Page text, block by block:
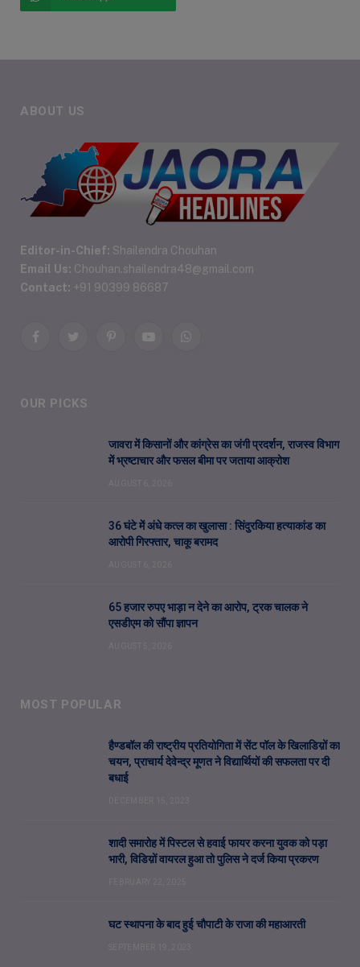
ABOUT US
Editor-in-Chief: Shailendra Chouhan
Email Us: Chouhan.shailendra48@gmail.com
Contact: +91 90399 86687
FacebookTwitterPinterestYouTubeWhatsApp
OUR PICKS
जावरा में किसानों और कांग्रेस का जंगी प्रदर्शन, राजस्व विभाग
में भ्रष्टाचार और फसल बीमा पर जताया आक्रोश
36 घंटे में अंधे कत्ल का खुलासा : सिंदुरकिया हत्याकांड का
आरोपी गिरफ्तार, चाकू बरामद
65 हजार रुपए भाड़ा न देने का आरोप, ट्रक चालक ने
एसडीएम को सौंपा ज्ञापन
MOST POPULAR
हैण्डबॉल की राष्ट्रीय प्रतियोगिता में सेंट पॉल के खिलाडिय़ों का
चयन, प्राचार्य देवेन्द्र मूणत ने विद्यार्थियों की सफलता पर दी
बधाई
शादी समारोह में पिस्टल से हवाई फायर करना युवक को पड़ा
भारी, विडिय़ों वायरल हुआ तो पुलिस ने दर्ज किया प्रकरण
घट स्थापना के बाद हुई चौपाटी के राजा की महाआरती